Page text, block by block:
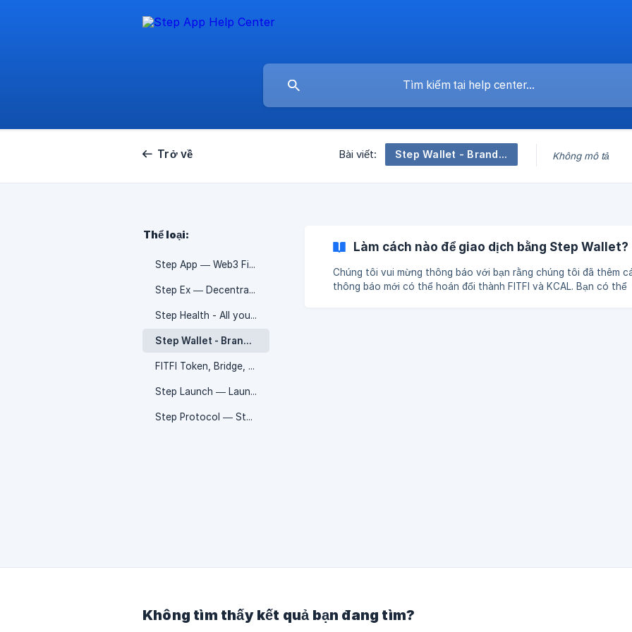
Trở về Bài viết: Step Wallet - Brand New Wallet App 📟 Không mô tả
Thể loại:
Step App — Web3 Fitness App 🤸
Step Ex — Decentralized Exchange 💸
Step Health - All you need to be fit
Step Wallet - Brand New Wallet App 📟
FITFI Token, Bridge, Staking & Rewards 🪙
Step Launch — Launchpad 🚀
Step Protocol — Step Blockchain 🏃🏻‍♀️
Làm cách nào để giao dịch bằng Step Wallet?
Chúng tôi vui mừng thông báo với bạn rằng chúng tôi đã thêm
thông báo mới có thể hoán đổi thành FITFI và KCAL. Bạn có thể
Không tìm thấy kết quả bạn đang tìm?